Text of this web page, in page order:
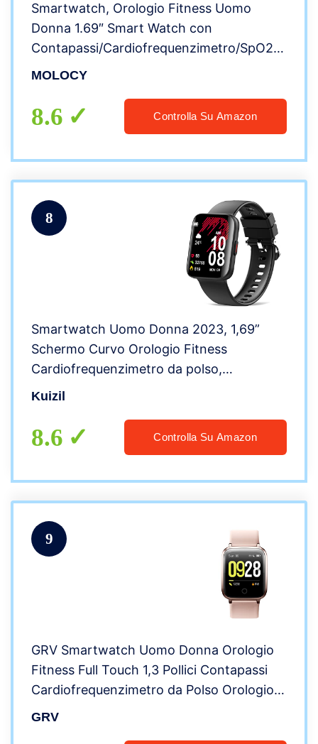
Smartwatch, Orologio Fitness Uomo
Donna 1.69″ Smart Watch con
Contapassi/Cardiofrequenzimetro/SpO2/
25 Sportivo, Notifiche Messaggi,
Android iOS -2022
MOLOCY
8.6 Controlla Su Amazon
8
Smartwatch Uomo Donna 2023, 1,69”
Schermo Curvo Orologio Fitness
Cardiofrequenzimetro da polso,
Contapassi Conta Calorie, Orologio
Smart Watch per Android iOS
Kuizil
8.6 Controlla Su Amazon
9
GRV Smartwatch Uomo Donna Orologio
Fitness Full Touch 1,3 Pollici Contapassi
Cardiofrequenzimetro da Polso Orologio
Sportive Impermeabile IP68 per Android
GRV